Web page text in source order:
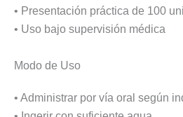
• Presentación práctica de 100
• Uso bajo supervisión médica
Modo de Uso
• Administrar por vía oral según